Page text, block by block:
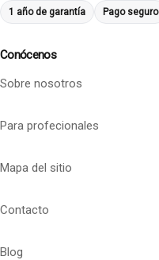
1 año de garantía Pago seguro
Conócenos
Sobre nosotros
Para profecionales
Mapa del sitio
Contacto
Blog